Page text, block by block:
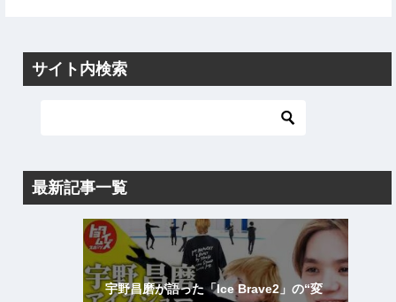
サイト内検索
最新記事一覧
宇野昌磨が語った「Ice Brave2」の“変